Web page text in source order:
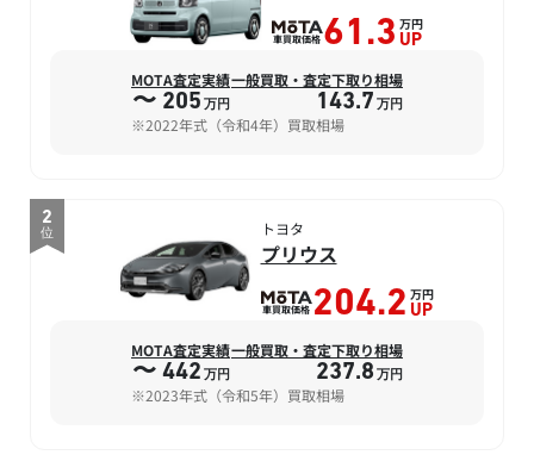
車買取価格61.3 万円
UP
MOTA査定実績
〜 205 万円
一般買取・査定下取り相場
143.7 万円
※2022年式（令和4年）買取相場
2
位 トヨタ
プリウス
車買取価格204.2 万円
UP
MOTA査定実績
〜 442 万円
一般買取・査定下取り相場
237.8 万円
※2023年式（令和5年）買取相場